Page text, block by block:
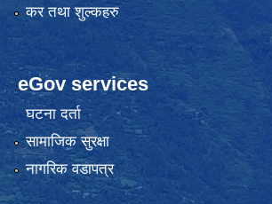
कर तथा शुल्कहरु
eGov services
घटना दर्ता
सामाजिक सुरक्षा
नागरिक वडापत्र